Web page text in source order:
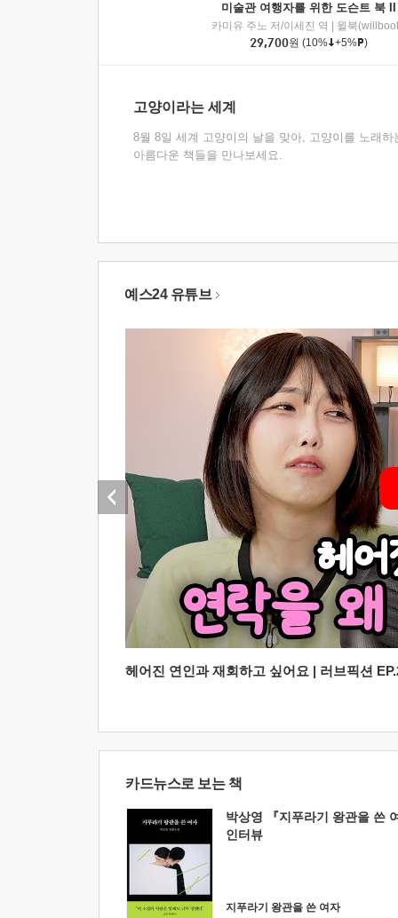
미술관 여행자를 위한 도슨트 북 II
카미유 주노 저/이세진 역
윌북
29,700원 (10% +5% )
고양이라는 세계
8월 8일 세계 고양이의 날을 맞아, 고양이를 노래하
아름다운 책들을 만나보세요.
예스24 유튜브
헤어진 연인과 재회하고 싶어요 | 러브픽션
카드뉴스로 보는 책
박상영 『지푸라기 왕관을 쓴
인터뷰
지푸라기 왕관을 쓴 여자